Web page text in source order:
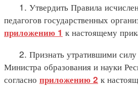
1. Утвердить Правила
педагогов государственных
приложению 1 к настоящему
2. Признать утратившими силу
Министра образования и науки
согласно приложению 2 к